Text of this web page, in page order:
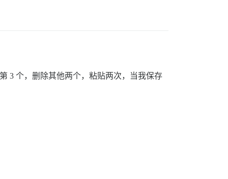
3 个，删除其他两个，粘贴两次，当我保存